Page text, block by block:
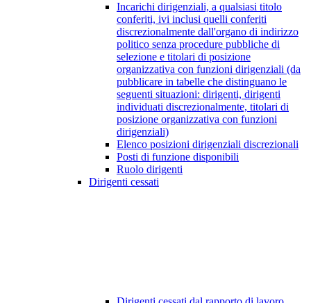
Incarichi dirigenziali, a qualsiasi titolo
conferiti, ivi inclusi quelli conferiti
discrezionalmente dall'organo di indirizzo
politico senza procedure pubbliche di
selezione e titolari di posizione
organizzativa con funzioni dirigenziali (da
pubblicare in tabelle che distinguano le
seguenti situazioni: dirigenti, dirigenti
individuati discrezionalmente, titolari di
posizione organizzativa con funzioni
dirigenziali)
Elenco posizioni dirigenziali discrezionali
Posti di funzione disponibili
Ruolo dirigenti
Dirigenti cessati